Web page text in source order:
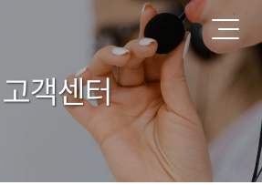
고객센터